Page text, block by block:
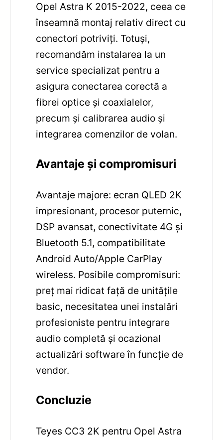
Opel Astra K 2015-2022, ceea ce
înseamnă montaj relativ direct cu
conectori potriviți. Totuși,
recomandăm instalarea la un
service specializat pentru a
asigura conectarea corectă a
fibrei optice și coaxialelor,
precum și calibrarea audio și
integrarea comenzilor de volan.
Avantaje și compromisuri
Avantaje majore: ecran QLED 2K
impresionant, procesor puternic,
DSP avansat, conectivitate 4G și
Bluetooth 5.1, compatibilitate
Android Auto/Apple CarPlay
wireless. Posibile compromisuri:
preț mai ridicat față de unitățile
basic, necesitatea unei instalări
profesioniste pentru integrare
audio completă și ocazional
actualizări software în funcție de
vendor.
Concluzie
Teyes CC3 2K pentru Opel Astra